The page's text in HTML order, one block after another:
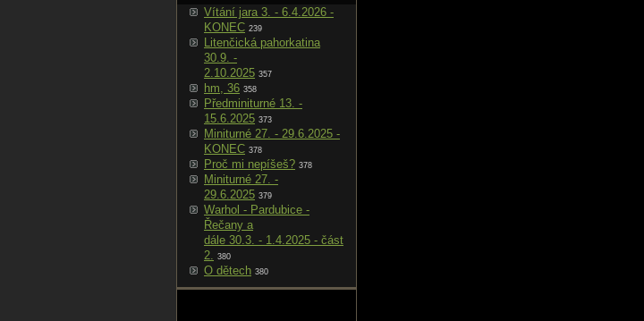
Vítání jara 3. - 6.4.2026 -
KONEC 239
Litenčická pahorkatina
30.9. -
2.10.2025 357
hm, 36 358
Předminiturné 13. -
15.6.2025 373
Miniturné 27. - 29.6.2025 -
KONEC 378
Proč mi nepíšeš? 378
Miniturné 27. -
29.6.2025 379
Warhol - Pardubice -
Řečany a
dále 30.3. - 1.4.2025 - část
2. 380
O dětech 380